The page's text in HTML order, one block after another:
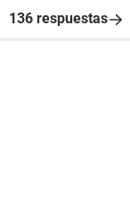
136 respuestas